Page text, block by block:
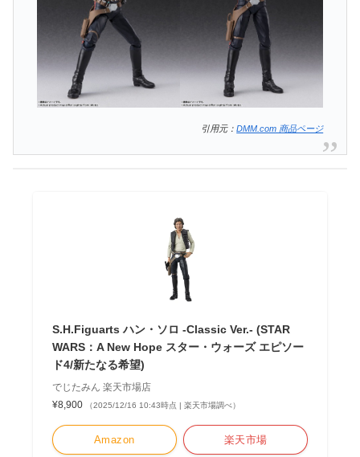
引用元：DMM.com 商品ページ
S.H.Figuarts ハン・ソロ -Classic Ver.- (STAR
WARS：A New Hope スター・ウォーズ エピソー
ド4/新たなる希望)
でじたみん 楽天市場店
¥8,900
（2025/12/16 10:43時点 | 楽天市場調べ）
Amazon 楽天市場